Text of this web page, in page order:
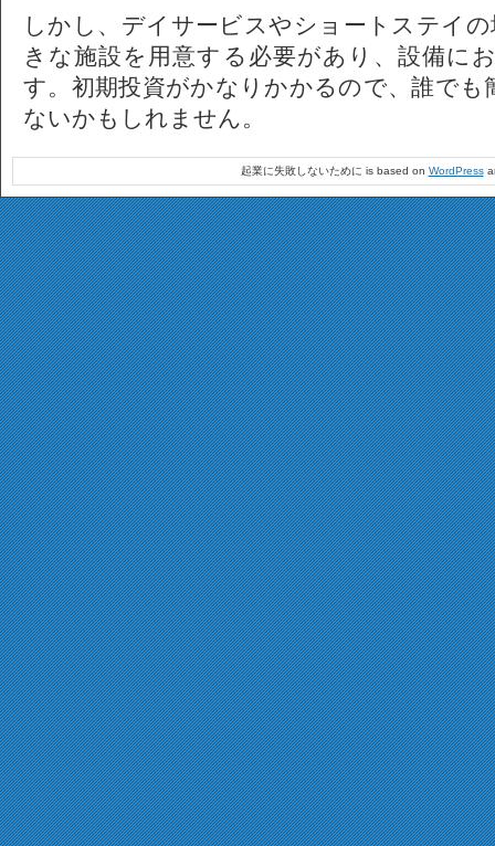
しかし、デイサービスやショートステイ
きな施設を用意する必要があり、設備に
す。初期投資がかなりかかるので、誰で
ないかもしれません。
起業に失敗しないために is based on WordPress